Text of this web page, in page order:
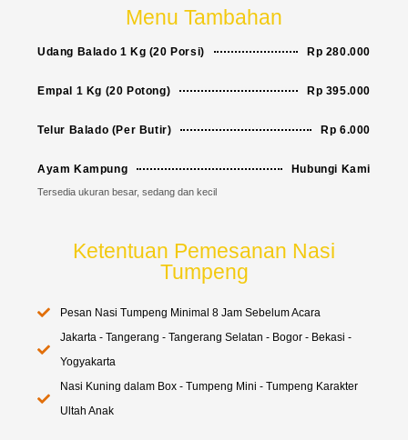
Menu Tambahan
Udang Balado 1 Kg (20 Porsi) Rp 280.000
Empal 1 Kg (20 Potong) Rp 395.000
Telur Balado (Per Butir) Rp 6.000
Ayam Kampung Hubungi Kami
Tersedia ukuran besar, sedang dan kecil
Ketentuan Pemesanan Nasi
Tumpeng
Pesan Nasi Tumpeng Minimal 8 Jam Sebelum Acara
Jakarta - Tangerang - Tangerang Selatan - Bogor - Bekasi -
Yogyakarta
Nasi Kuning dalam Box - Tumpeng Mini - Tumpeng Karakter
Ultah Anak